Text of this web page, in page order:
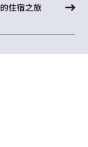
住宿之旅